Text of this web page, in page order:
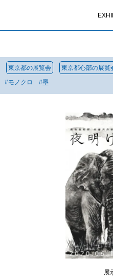
東京都の展覧会 東京都心部の展覧
#モノクロ #墨
展